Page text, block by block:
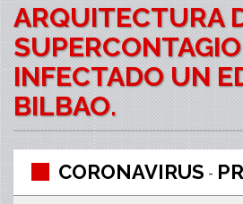
ARQUITECTURA
INFECTADO UN
BILBAO.
CORONAVIRUS -